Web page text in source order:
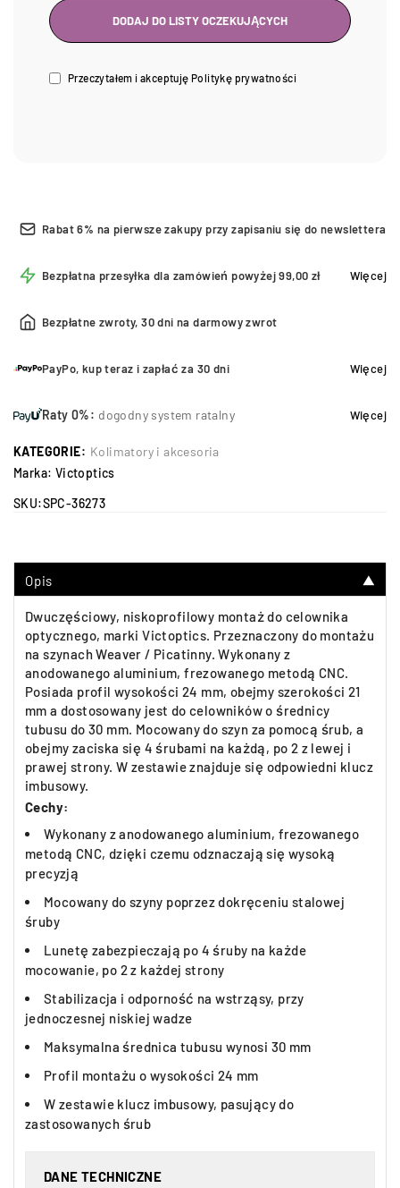
Przeczytałem i akceptuję Politykę prywatności
Rabat 6% na pierwsze zakupy przy zapisaniu się do newslettera
Bezpłatna przesyłka dla zamówień powyżej 99,00 zł Więcej
Bezpłatne zwroty, 30 dni na darmowy zwrot
PayPo, kup teraz i zapłać za 30 dni Więcej
Raty 0%: dogodny system ratalny Więcej
KATEGORIE: Kolimatory i akcesoria
Marka: Victoptics
SKU:SPC-36273
Opis ▼
Dwuczęściowy, niskoprofilowy montaż do celownika
optycznego, marki Victoptics. Przeznaczony do montażu
na szynach Weaver / Picatinny. Wykonany z
anodowanego aluminium, frezowanego metodą CNC.
Posiada profil wysokości 24 mm, obejmy szerokości 21
mm a dostosowany jest do celowników o średnicy
tubusu do 30 mm. Mocowany do szyn za pomocą śrub, a
obejmy zaciska się 4 śrubami na każdą, po 2 z lewej i
prawej strony. W zestawie znajduje się odpowiedni klucz
imbusowy.
Cechy:
Wykonany z anodowanego aluminium, frezowanego
metodą CNC, dzięki czemu odznaczają się wysoką
precyzją
Mocowany do szyny poprzez dokręceniu stalowej
śruby
Lunetę zabezpieczają po 4 śruby na każde
mocowanie, po 2 z każdej strony
Stabilizacja i odporność na wstrząsy, przy
jednoczesnej niskiej wadze
Maksymalna średnica tubusu wynosi 30 mm
Profil montażu o wysokości 24 mm
W zestawie klucz imbusowy, pasujący do
zastosowanych śrub
DANE TECHNICZNE